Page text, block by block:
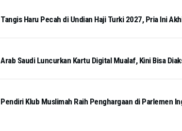
Tangis Haru Pecah di Undian Haji Turki 2027, Pria Ini
Arab Saudi Luncurkan Kartu Digital Mualaf, Kini Bisa
Pendiri Klub Muslimah Raih Penghargaan di Parlemen